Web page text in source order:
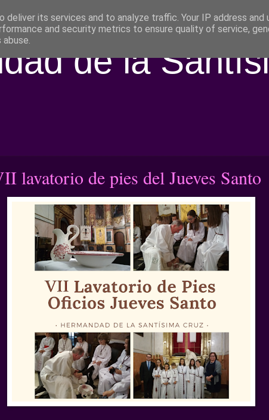
de la
lavatorio de pies del Jueves Santo
its services and to analyze traffic. Your IP address and
and security metrics to ensure quality of service,